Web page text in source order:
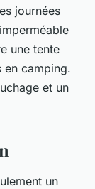
journées
une tente
en camping.
et un
un